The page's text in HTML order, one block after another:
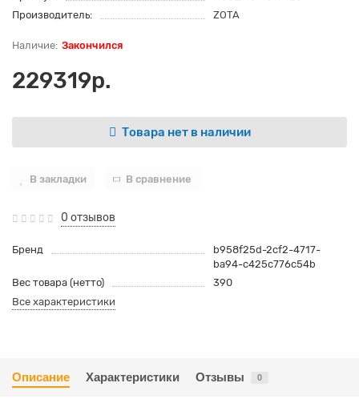
Производитель:
ZOTA
Закончился
229319р.
Товара нет в наличии
В закладки В сравнение
0 отзывов
Бренд
b958f25d-2cf2-4717-
ba94-c425c776c54b
Вес товара (нетто)
390
Все характеристики
Описание Характеристики Отзывы 0